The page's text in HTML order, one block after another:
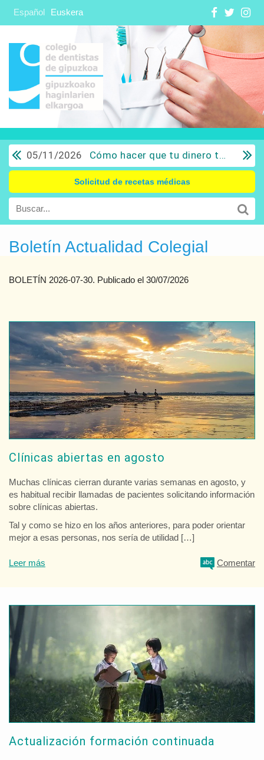
Español Euskera
05/11/2026 Cómo hacer que tu dinero trabaje para ti: Del ahorro a la inversión con sentido común.
Solicitud de recetas médicas
Boletín Actualidad Colegial
BOLETÍN 2026-07-30. Publicado el 30/07/2026
Clínicas abiertas en agosto
Muchas clínicas cierran durante varias semanas en agosto, y
es habitual recibir llamadas de pacientes solicitando información
sobre clínicas abiertas.
Tal y como se hizo en los años anteriores, para poder orientar
mejor a esas personas, nos sería de utilidad […]
Leer más Comentar
Actualización formación continuada